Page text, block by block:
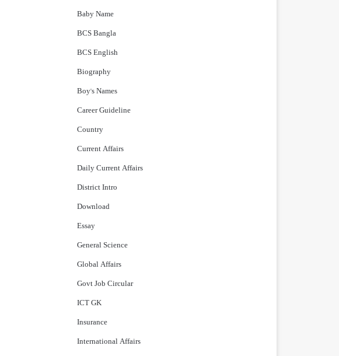
Baby Name
BCS Bangla
BCS English
Biography
Boy's Names
Career Guideline
Country
Current Affairs
Daily Current Affairs
District Intro
Download
Essay
General Science
Global Affairs
Govt Job Circular
ICT GK
Insurance
International Affairs